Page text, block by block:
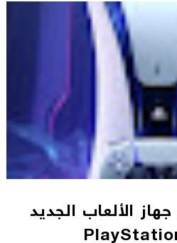
الألعاب الجديد